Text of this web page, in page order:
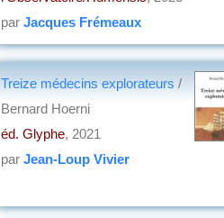
par Jacques Frémeaux
Treize médecins explorateurs /
Bernard Hoerni
éd. Glyphe, 2021
par Jean-Loup Vivier